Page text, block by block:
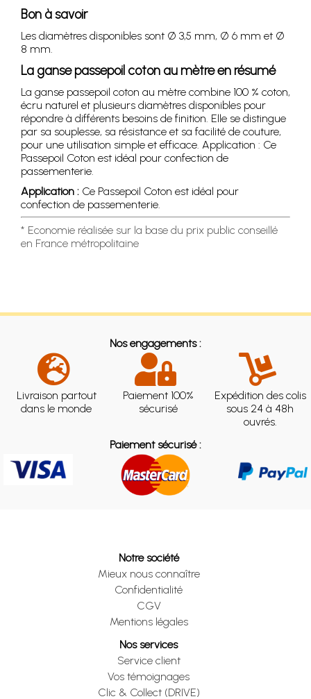
Bon à savoir
Les diamètres disponibles sont Ø 3,5 mm, Ø 6 mm et Ø
8 mm.
La ganse passepoil coton au mètre en résumé
La ganse passepoil coton au mètre combine 100 % coton,
écru naturel et plusieurs diamètres disponibles pour
répondre à différents besoins de finition. Elle se distingue
par sa souplesse, sa résistance et sa facilité de couture,
pour une utilisation simple et efficace. Application : Ce
Passepoil Coton est idéal pour confection de
passementerie.
Application : Ce Passepoil Coton est idéal pour
confection de passementerie.
* Economie réalisée sur la base du prix public conseillé
en France métropolitaine
Nos engagements :
Livraison partout
dans le monde
Paiement 100%
sécurisé
Expédition des colis
sous 24 à 48h
ouvrés.
Paiement sécurisé :
Notre société
Mieux nous connaître
Confidentialité
CGV
Mentions légales
Nos services
Service client
Vos témoignages
Clic & Collect (DRIVE)